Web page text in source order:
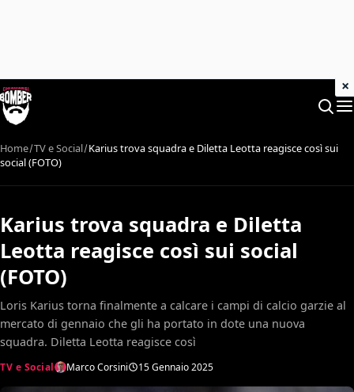
Home TV e Social Karius trova squadra e Diletta Leotta reagisce così sui
social (FOTO)
Karius trova squadra e Diletta
Leotta reagisce così sui social
(FOTO)
Loris Karius torna finalmente a calcare i campi di calcio garzie al
mercato di gennaio che gli ha portato in dote una nuova
squadra. Diletta Leotta reagisce così
TV e Social Marco Corsini 15 Gennaio 2025
×